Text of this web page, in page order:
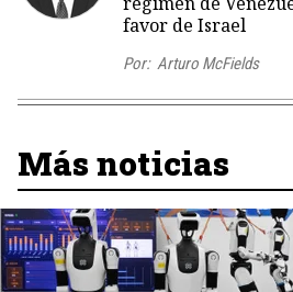
favor de Israel
Por: Arturo McFields
Más noticias